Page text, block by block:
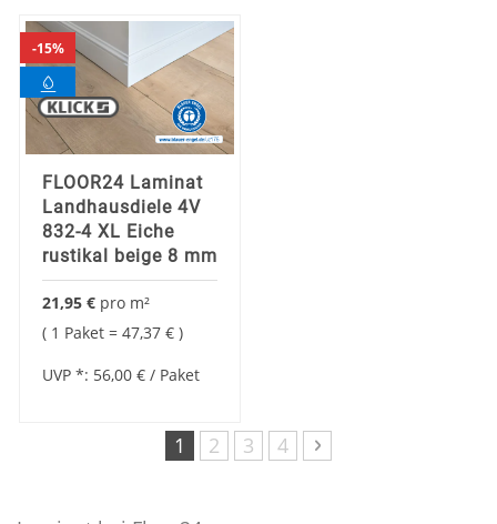
15%
FLOOR24 Laminat
Landhausdiele 4V
832-4 XL Eiche
rustikal beige 8 mm
21,95 € pro m²
1 Paket = 47,37 €
UVP *: 56,00 € / Paket
Seite
Sie lesen gerade Seite
1 Seite
2 Seite
3 Seite
4 Seite
Weiter